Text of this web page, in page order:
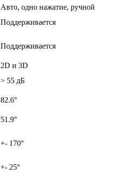
Авто, одно нажатие, ручной
Поддерживается
Поддерживается
2D и 3D
> 55 дБ
82.6°
51.9°
+- 170°
+- 25°